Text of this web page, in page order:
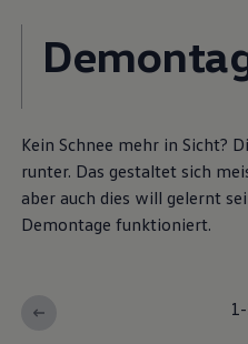
Kein Schnee mehr in Sicht?
runter. Das gestaltet sich
aber auch dies will gelernt
Demontage funktioniert.